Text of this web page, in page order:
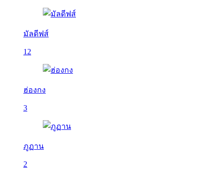
มัลดีฟส์
12
ฮ่องกง
3
ภูฏาน
2